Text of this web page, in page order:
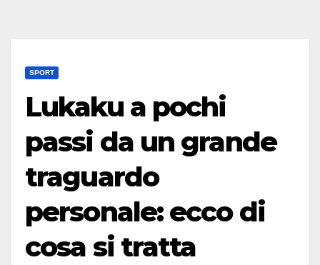
SPORT
Lukaku a pochi
passi da un grande
traguardo
personale: ecco di
cosa si tratta